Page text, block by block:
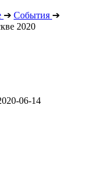
➔ События ➔
2020
06-14